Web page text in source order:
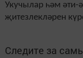
Укучылар һәм әти-
җитезлекләрен
Следите за